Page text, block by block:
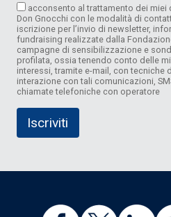
acconsento al trattamento dei
Don Gnocchi con le modalità di
iscrizione per l’invio di newsletter,
fundraising realizzate dalla
campagne di sensibilizzazione e
profilata, ossia tenendo conto delle
interessi, tramite e-mail, con tecniche
interazione con tali comunicazioni,
chiamate telefoniche con operatore